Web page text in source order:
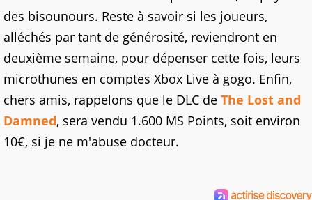
des bisounours. Reste à savoir si les joueurs,
alléchés par tant de générosité, reviendront en
deuxième semaine, pour dépenser cette fois, leurs
microthunes en comptes Xbox Live à gogo. Enfin,
chers amis, rappelons que le DLC de The Lost and
Damned, sera vendu 1.600 MS Points, soit environ
10€, si je ne m'abuse docteur.